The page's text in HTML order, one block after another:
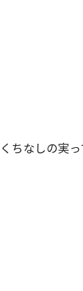
くちなしの実